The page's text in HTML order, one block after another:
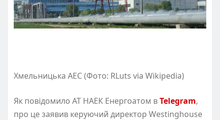
Хмельницька АЕС (Фото: RLuts via Wikipedia)
Як повідомило АТ НАЕК Енергоатом вTelegram,
про це заявив керуючий директор Westinghouse